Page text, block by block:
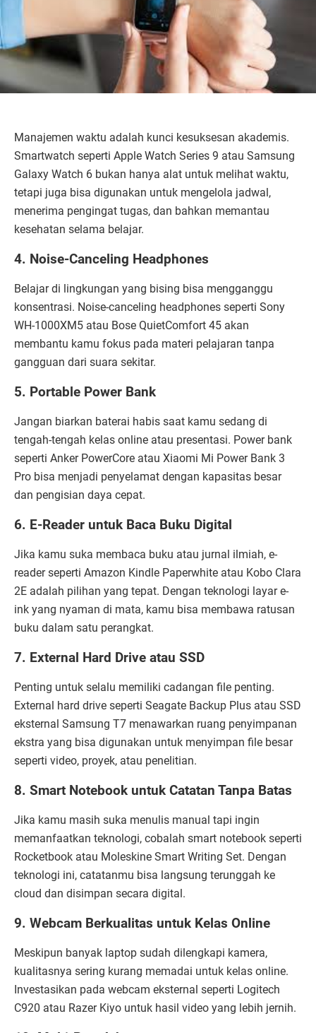
Manajemen waktu adalah kunci kesuksesan akademis.
Smartwatch seperti Apple Watch Series 9 atau Samsung
Galaxy Watch 6 bukan hanya alat untuk melihat waktu,
tetapi juga bisa digunakan untuk mengelola jadwal,
menerima pengingat tugas, dan bahkan memantau
kesehatan selama belajar.
4. Noise-Canceling Headphones
Belajar di lingkungan yang bising bisa mengganggu
konsentrasi. Noise-canceling headphones seperti Sony
WH-1000XM5 atau Bose QuietComfort 45 akan
membantu kamu fokus pada materi pelajaran tanpa
gangguan dari suara sekitar.
5. Portable Power Bank
Jangan biarkan baterai habis saat kamu sedang di
tengah-tengah kelas online atau presentasi. Power bank
seperti Anker PowerCore atau Xiaomi Mi Power Bank 3
Pro bisa menjadi penyelamat dengan kapasitas besar
dan pengisian daya cepat.
6. E-Reader untuk Baca Buku Digital
Jika kamu suka membaca buku atau jurnal ilmiah, e-
reader seperti Amazon Kindle Paperwhite atau Kobo Clara
2E adalah pilihan yang tepat. Dengan teknologi layar e-
ink yang nyaman di mata, kamu bisa membawa ratusan
buku dalam satu perangkat.
7. External Hard Drive atau SSD
Penting untuk selalu memiliki cadangan file penting.
External hard drive seperti Seagate Backup Plus atau SSD
eksternal Samsung T7 menawarkan ruang penyimpanan
ekstra yang bisa digunakan untuk menyimpan file besar
seperti video, proyek, atau penelitian.
8. Smart Notebook untuk Catatan Tanpa Batas
Jika kamu masih suka menulis manual tapi ingin
memanfaatkan teknologi, cobalah smart notebook seperti
Rocketbook atau Moleskine Smart Writing Set. Dengan
teknologi ini, catatanmu bisa langsung terunggah ke
cloud dan disimpan secara digital.
9. Webcam Berkualitas untuk Kelas Online
Meskipun banyak laptop sudah dilengkapi kamera,
kualitasnya sering kurang memadai untuk kelas online.
Investasikan pada webcam eksternal seperti Logitech
C920 atau Razer Kiyo untuk hasil video yang lebih jernih.